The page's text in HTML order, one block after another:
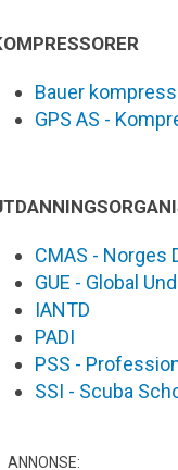
Bauer
GPS AS -
CMAS - Norges
GUE - Global
IANTD
PADI
PSS -
SSI - Scuba
ANNONSE: